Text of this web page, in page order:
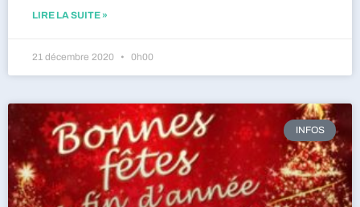
LIRE LA SUITE »
21 décembre 2020 0h00
INFOS